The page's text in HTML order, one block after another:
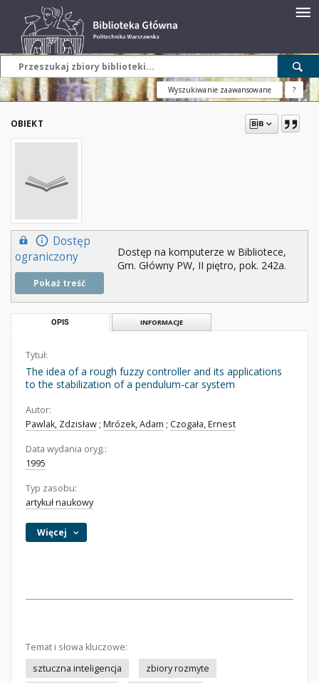
Wyszukiwanie zaawansowane ?
OBIEKT
Dostęp
ograniczony
Pokaż treść
Dostęp na komputerze w Bibliotece,
Gm. Główny PW, II piętro, pok. 242a.
OPIS INFORMACJE
Tytuł:
The idea of a rough fuzzy controller and its applications
to the stabilization of a pendulum-car system
Autor:
Pawlak, Zdzisław ; Mrózek, Adam ; Czogała, Ernest
Data wydania oryg.:
1995
Typ zasobu:
artykuł naukowy
Więcej
Temat i słowa kluczowe:
sztuczna inteligencja
zbiory rozmyte